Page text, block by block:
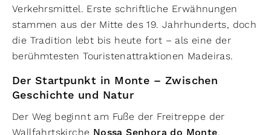
Verkehrsmittel. Erste schriftliche Erwähnungen
stammen aus der Mitte des 19. Jahrhunderts, doch
die Tradition lebt bis heute fort – als eine der
berühmtesten Touristenattraktionen Madeiras.
Der Startpunkt in Monte – Zwischen
Geschichte und Natur
Der Weg beginnt am Fuße der Freitreppe der
Wallfahrtskirche Nossa Senhora do Monte,